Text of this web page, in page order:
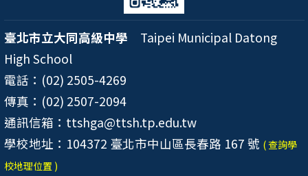
臺北市立大同高級中學 Taipei Municipal Datong
High School
電話：(02) 2505-4269
傳真：(02) 2507-2094
通訊信箱：ttshga@ttsh.tp.edu.tw
學校地址：104372 臺北市中山區長春路 167 號 ( 查詢學
校地理位置 )